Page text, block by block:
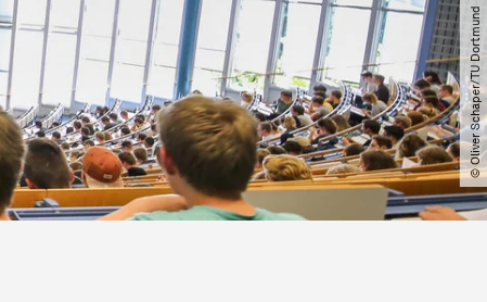
© Oliver Schaper​/​TU Dortmund